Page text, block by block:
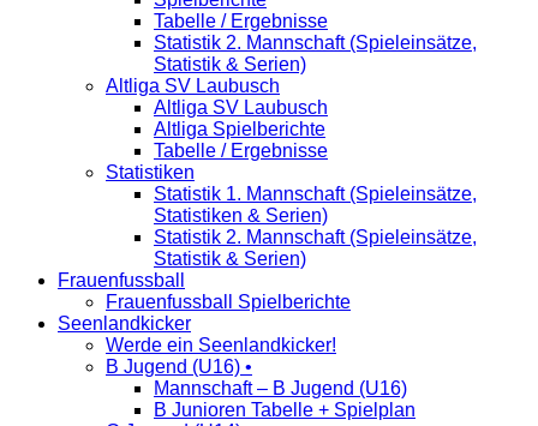
Tabelle / Ergebnisse
Statistik 2. Mannschaft (Spieleinsätze,
Statistik & Serien)
Altliga SV Laubusch
Altliga SV Laubusch
Altliga Spielberichte
Tabelle / Ergebnisse
Statistiken
Statistik 1. Mannschaft (Spieleinsätze,
Statistiken & Serien)
Statistik 2. Mannschaft (Spieleinsätze,
Statistik & Serien)
Frauenfussball
Frauenfussball Spielberichte
Seenlandkicker
Werde ein Seenlandkicker!
B Jugend (U16) •
Mannschaft – B Jugend (U16)
B Junioren Tabelle + Spielplan